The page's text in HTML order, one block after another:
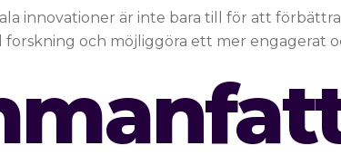
innovationer är inte bara till för att
forskning och möjliggöra ett mer engagerat